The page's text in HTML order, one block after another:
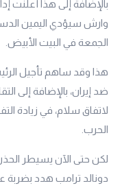
بالإضافة إلى هذا أعلنت
وارش سيؤدي اليمين
الجمعة في البيت الأبيض.
هذا وقد ساهم تأجيل
ضد إيران، بالإضافة إلى
لاتفاق سلام، في زيادة
الحرب.
لكن حتى الآن يسيطر
دونالد ترامب هدد بضربة